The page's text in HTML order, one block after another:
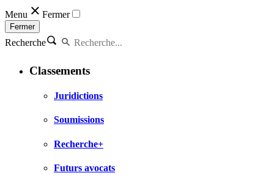
Menu Fermer
Fermer
Recherche
Classements
Juridictions
Soumissions
Recherche+
Futurs avocats